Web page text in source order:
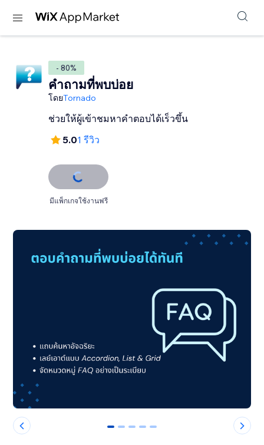
- 80%
คำถามที่พบบ่อย
โดยTornado
ช่วยให้ผู้เข้าชมหาคำตอบได้เร็วขึ้น
5.01 รีวิว
มีแพ็กเกจใช้งานฟรี
0 1 2 3 4